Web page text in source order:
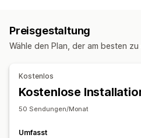
Globales Tracking Dashboards
Verschiedene
Benachrichtigungen
E-Mail
Benachrichtigungen in
Mehrere Sprachen
Preisgestaltung
Wähle den Plan, der am besten
Kostenlos
Kostenlose
50 Sendungen/Monat
Umfasst